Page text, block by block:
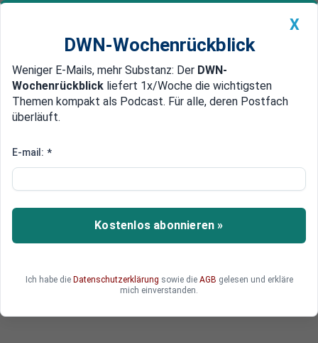
Newsticker MEIN DWN: Geldanlage Premium
Edelmetalle DWN-Magazin China
Europäische
Europa oder Geschenk für die
wirklich Europas Hersteller davon, oder fließt das
X
DWN-Wochenrückblick
Weniger E-Mails, mehr Substanz: Der DWN-
Wochenrückblick liefert 1x/Woche die wichtigsten
Themen kompakt als Podcast. Für alle, deren Postfach
überläuft.
E-mail: *
Kostenlos abonnieren »
Ich habe die Datenschutzerklärung sowie die AGB gelesen und erkläre
mich einverstanden.